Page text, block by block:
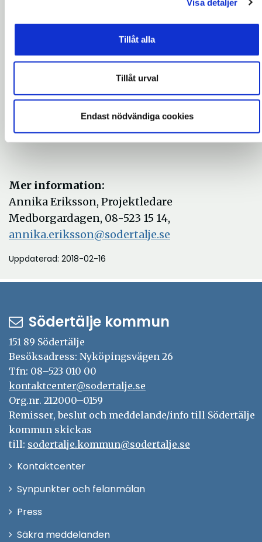
Visa detaljer
Tillåt alla
Tillåt urval
Endast nödvändiga cookies
Tid:lördag 31 mars kl 12.00-16.00
Södertälje stadshus, Campusgatan 26,
Södertälje
För mer information se:
http://www.sodertalje.se/Nyheter/Valkommen-
till-arets-medborgardag-i-Sodertalje/
Mer information:
Annika Eriksson, Projektledare
Medborgardagen, 08-523 15 14,
annika.eriksson@sodertalje.se
Uppdaterad: 2018-02-16
Södertälje kommun
151 89 Södertälje
Besöksadress: Nyköpingsvägen 26
Tfn: 08–523 010 00
kontaktcenter@sodertalje.se
Org.nr. 212000–0159
Remisser, beslut och meddelande/info till Södertälje
kommun skickas
till: sodertalje.kommun@sodertalje.se
KontaktcenterÖppna
Synpunkter och felanmälan
Press
Säkra meddelanden